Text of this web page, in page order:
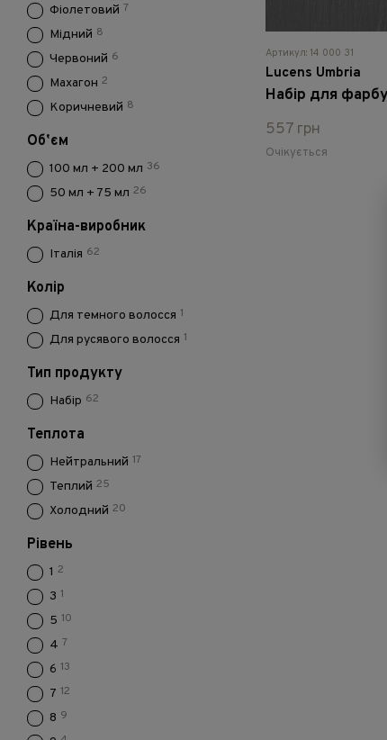
Артикул: 14 000 31
Lucens Umbria
557 грн
Очікується
Фіолетовий 7
Мідний 8
Червоний 6
Махагон 2
Коричневий 8
Обʼєм
100 мл + 200 мл 36
50 мл + 75 мл 26
Країна-виробник
Італія 62
Колір
Для темного волосся 1
Для русявого волосся 1
Тип продукту
Набір 62
Теплота
Нейтральний 17
Теплий 25
Холодний 20
Рівень
1 2
3 1
5 10
4 7
6 13
7 12
8 9